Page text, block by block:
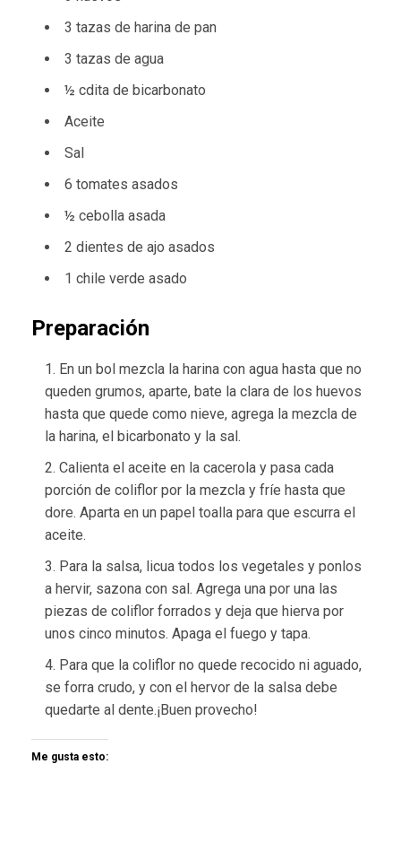
3 tazas de harina de pan
3 tazas de agua
½ cdita de bicarbonato
Aceite
Sal
6 tomates asados
½ cebolla asada
2 dientes de ajo asados
1 chile verde asado
Preparación
En un bol mezcla la harina con agua hasta que no
queden grumos, aparte, bate la clara de los huevos
hasta que quede como nieve, agrega la mezcla de
la harina, el bicarbonato y la sal.
Calienta el aceite en la cacerola y pasa cada
porción de coliflor por la mezcla y fríe hasta que
dore. Aparta en un papel toalla para que escurra el
aceite.
Para la salsa, licua todos los vegetales y ponlos
a hervir, sazona con sal. Agrega una por una las
piezas de coliflor forrados y deja que hierva por
unos cinco minutos. Apaga el fuego y tapa.
Para que la coliflor no quede recocido ni aguado,
se forra crudo, y con el hervor de la salsa debe
quedarte al dente.¡Buen provecho!
Me gusta esto: